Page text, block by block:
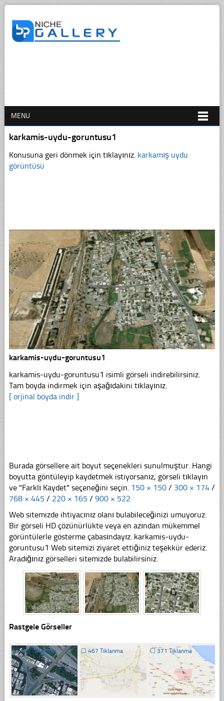
MENU
karkamis-uydu-goruntusu1
Konusuna geri dönmek için tıklayınız. karkamış uydu
görüntüsü
karkamis-uydu-goruntusu1
karkamis-uydu-goruntusu1 isimli görseli indirebilirsiniz.
Tam boyda indirmek için aşağıdakini tıklayınız.
[ orjinal boyda indir ]
Burada görsellere ait boyut seçenekleri sunulmuştur. Hangi
boyutta göntüleyip kaydetmek istiyorsanız, görseli tıklayın
ve "Farklı Kaydet" seçeneğini seçin. 150 × 150 / 300 × 174 /
768 × 445 / 220 × 165 / 900 × 522
Web sitemizde ihtiyacınız olanı bulabileceğinizi umuyoruz.
Bir görseli HD çözünürlükte veya en azından mükemmel
görüntülerle gösterme çabasındayız. karkamis-uydu-
goruntusu1 Web sitemizi ziyaret ettiğiniz teşekkür ederiz.
Aradığınız görselleri sitemizde bulabilirsiniz.
Rastgele Görseller
☐378 Tıklanma ☐467 Tıklanma ☐ 371 Tıklanma